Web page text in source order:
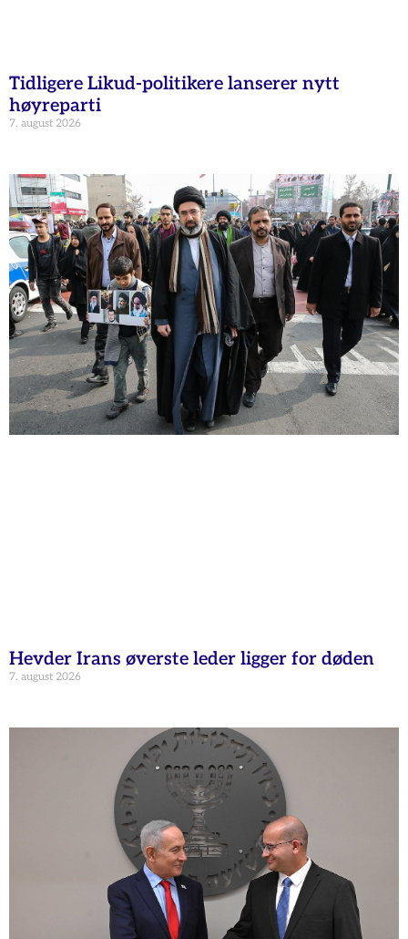
Tidligere Likud-politikere lanserer nytt
høyreparti
7. august 2026
Hevder Irans øverste leder ligger for døden
7. august 2026